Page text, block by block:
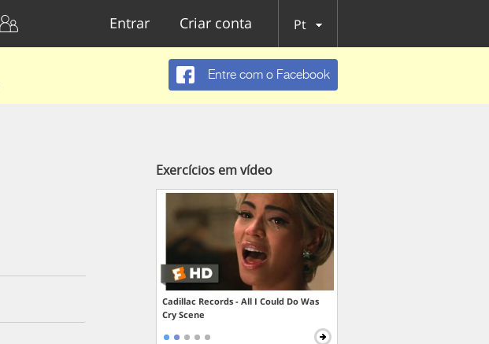
Entrar Criar conta Pt
Entre com o Facebook
Exercícios em vídeo
Cadillac Records - All I Could Do Was
Cry Scene